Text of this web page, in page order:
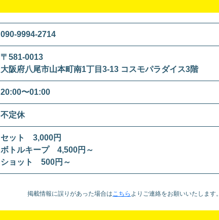
090-9994-2714
〒581-0013
大阪府八尾市山本町南1丁目3-13 コスモパラダイス3階
20:00〜01:00
不定休
セット 3,000円
ボトルキープ 4,500円～
ショット 500円～
掲載情報に誤りがあった場合はこちら より ご連絡をお願いいたします。